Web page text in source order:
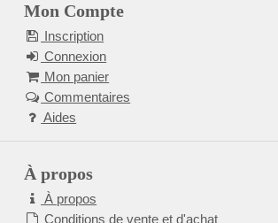
Mon Compte
Inscription
Connexion
Mon panier
Commentaires
Aides
À propos
À propos
Conditions de vente et d'achat